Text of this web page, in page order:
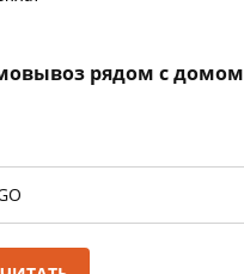
рядом с домом